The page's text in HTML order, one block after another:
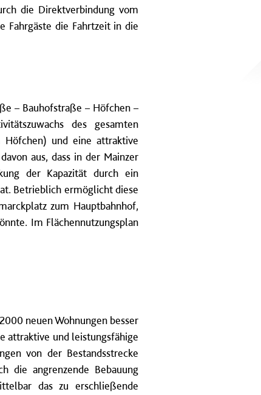
die Direktverbindung vom
Fahrgäste die Fahrtzeit in die
– Bauhofstraße – Höfchen –
des gesamten
Höfchen) und eine attraktive
aus, dass in der Mainzer
der Kapazität durch ein
Betrieblich ermöglicht diese
zum Hauptbahnhof,
Im Flächennutzungsplan
neuen Wohnungen besser
attraktive und leistungsfähige
von der Bestandsstrecke
die angrenzende Bebauung
das zu erschließende